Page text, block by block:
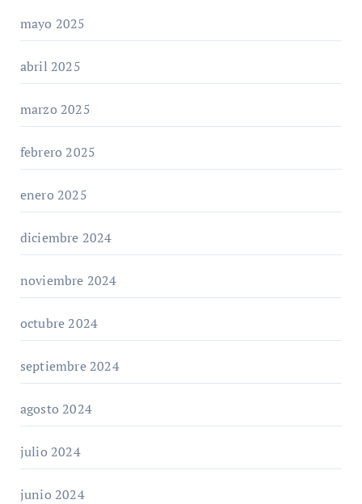
mayo 2025
abril 2025
marzo 2025
febrero 2025
enero 2025
diciembre 2024
noviembre 2024
octubre 2024
septiembre 2024
agosto 2024
julio 2024
junio 2024